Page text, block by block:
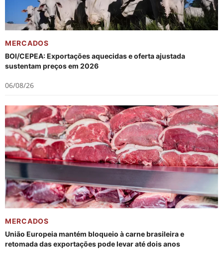
MERCADOS
BOI/CEPEA: Exportações aquecidas e oferta ajustada
sustentam preços em 2026
06/08/26
MERCADOS
União Europeia mantém bloqueio à carne brasileira e
retomada das exportações pode levar até dois anos